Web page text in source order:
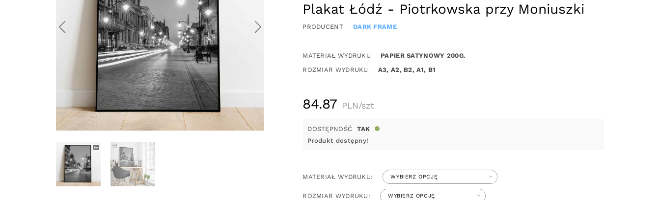
Plakat Łódź - Piotrkowska przy Moniuszki
PRODUCENT DARK FRAME
MATERIAŁ WYDRUKU
PAPIER SATYNOWY 200G.
ROZMIAR WYDRUKU
A3, A2, B2, A1, B1
84.87 PLN/szt
DOSTĘPNOŚĆ
TAK
Produkt dostępny!
MATERIAŁ WYDRUKU:
ROZMIAR WYDRUKU: